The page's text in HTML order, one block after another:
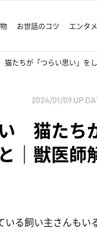
お世話のコツ エンタメ
たちが「つらい思い」を
2024/01/09 UP
い 猫たち
｜獣医師
る飼い主さんもい